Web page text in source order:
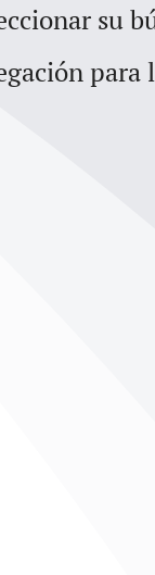
su
para